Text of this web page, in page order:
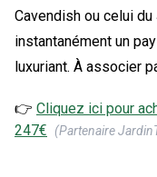
Cavendish ou celui
instantanément un
luxuriant. À associer
👉 Cliquez ici pour
247€ (Partenaire